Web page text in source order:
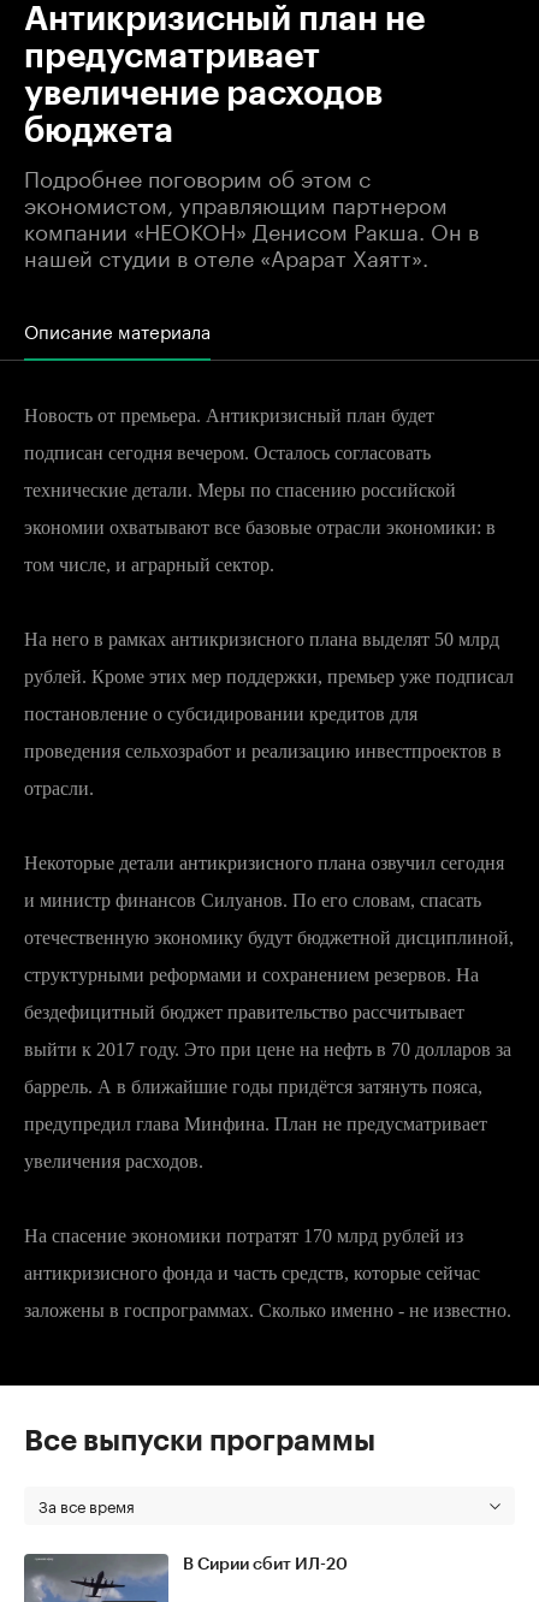
Антикризисный план не
предусматривает
увеличение расходов
бюджета
Подробнее поговорим об этом с
экономистом, управляющим партнером
компании «НЕОКОН» Денисом Ракша. Он в
нашей студии в отеле «Арарат Хаятт».
Описание материала
Новость от премьера. Антикризисный план будет
подписан сегодня вечером. Осталось согласовать
технические детали. Меры по спасению российской
экономии охватывают все базовые отрасли экономики: в
том числе, и аграрный сектор.
На него в рамках антикризисного плана выделят 50 млрд
рублей. Кроме этих мер поддержки, премьер уже подписал
постановление о субсидировании кредитов для
проведения сельхозработ и реализацию инвестпроектов в
отрасли.
Некоторые детали антикризисного плана озвучил сегодня
и министр финансов Силуанов. По его словам, спасать
отечественную экономику будут бюджетной дисциплиной,
структурными реформами и сохранением резервов. На
бездефицитный бюджет правительство рассчитывает
выйти к 2017 году. Это при цене на нефть в 70 долларов за
баррель. А в ближайшие годы придётся затянуть пояса,
предупредил глава Минфина. План не предусматривает
увеличения расходов.
На спасение экономики потратят 170 млрд рублей из
антикризисного фонда и часть средств, которые сейчас
заложены в госпрограммах. Сколько именно - не известно.
Все выпуски программы
За все время
В Сирии сбит ИЛ-20